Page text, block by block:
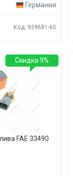
Германия
Код: 929681-60
FAE 33490
Скидка 9%